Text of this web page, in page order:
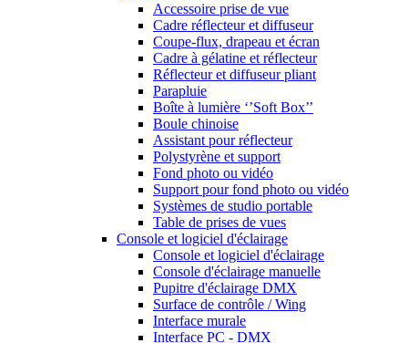
Accessoire prise de vue
Cadre réflecteur et diffuseur
Coupe-flux, drapeau et écran
Cadre à gélatine et réflecteur
Réflecteur et diffuseur pliant
Parapluie
Boîte à lumière ‘’Soft Box’’
Boule chinoise
Assistant pour réflecteur
Polystyrène et support
Fond photo ou vidéo
Support pour fond photo ou vidéo
Systèmes de studio portable
Table de prises de vues
Console et logiciel d'éclairage
Console et logiciel d'éclairage
Console d'éclairage manuelle
Pupitre d'éclairage DMX
Surface de contrôle / Wing
Interface murale
Interface PC - DMX